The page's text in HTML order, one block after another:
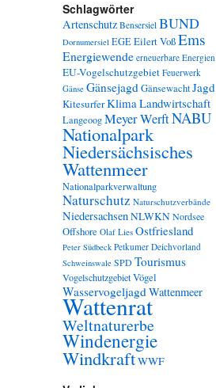
Schlagwörter
Artenschutz Bensersiel BUND
Dornumersiel EGEEilert VoßEms
Energiewende erneuerbare Energien
EU-Vogelschutzgebiet Feuerwerk
Gänse GänsejagdGänsewachtJagd
KitesurferKlimaLandwirtschaft
LangeoogMeyer WerftNABU
Nationalpark
Niedersächsisches
Wattenmeer
Nationalparkverwaltung
Naturschutz Naturschutzverbände
NiedersachsenNLWKNNordsee
Offshore Olaf Lies Ostfriesland
Peter Südbeck Petkumer Deichvorland
Schweinswale SPDTourismus
VogelschutzgebietVögel
WasservogeljagdWattenmeer
Wattenrat
Weltnaturerbe
Windenergie
WindkraftWWF